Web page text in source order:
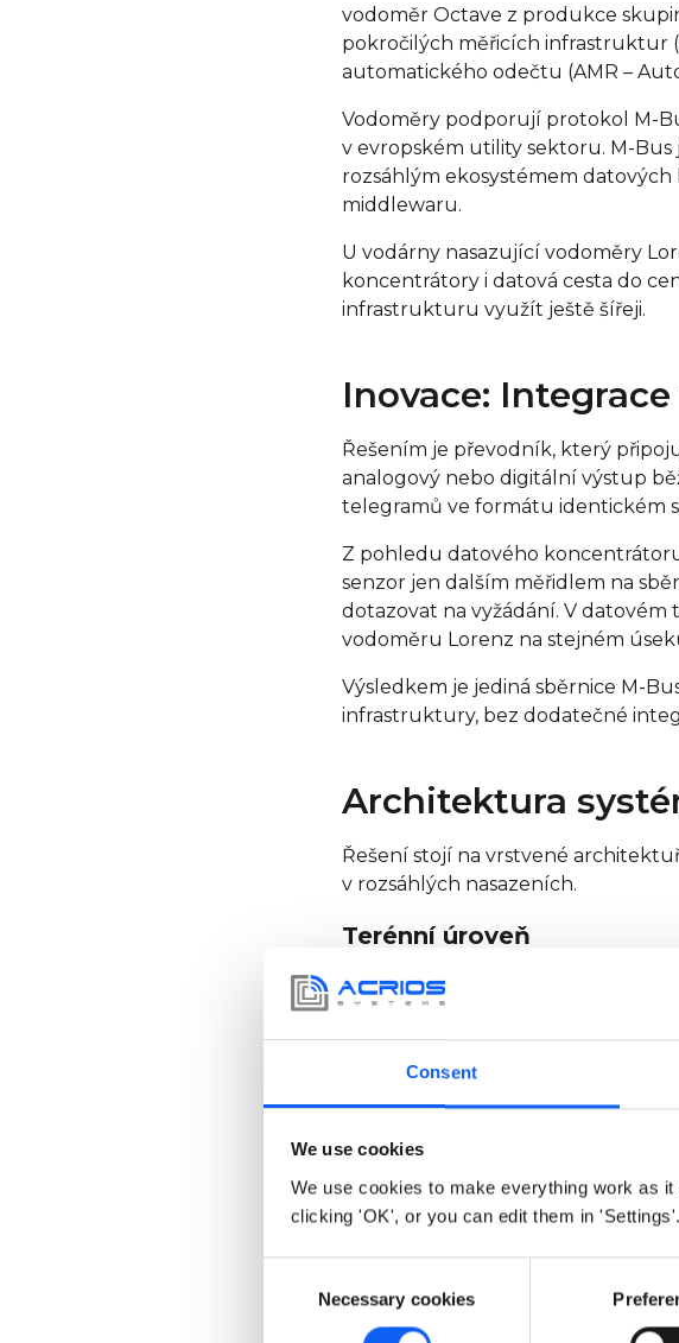
Consent
We use cookies
We use cookies to make everything work as
clicking 'OK', or you can edit them in 'Settings'.
SelectionNecessary cookies
vodoměr Octave z produkce
pokročilých měřicích infrastruktur
automatického odečtu (AMR –
Vodoměry podporují protokol M-
v evropském utility sektoru. M-
rozsáhlým ekosystémem
middlewaru.
U vodárny nasazující vodoměry
koncentrátory i datová cesta do
infrastrukturu využít ještě šířeji.
Inovace:
Řešením je převodník, který
analogový nebo digitální výstup
telegramů ve formátu identickém
Z pohledu datového
senzor jen dalším měřidlem na
dotazovat na vyžádání. V
vodoměru Lorenz na stejném
Výsledkem je jediná sběrnice M-
infrastruktury, bez dodatečné
Architektura
Řešení stojí na vrstvené
v rozsáhlých nasazeních.
Terénní úroveň
Vodoměr Lorenz je připojen na M-
tlakový snímač.
překročení prahových hodnot.
Úroveň WAN
Úroveň backendu